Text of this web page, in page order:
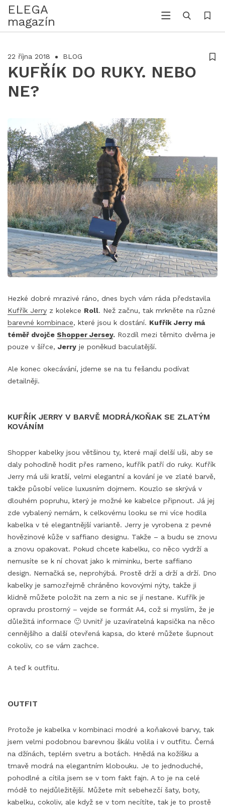
ELEGA
magazín
22 října 2018 BLOG
KUFŘÍK DO RUKY. NEBO
NE?
Hezké dobré mrazivé ráno, dnes bych vám ráda představila
Kufřík Jerry z kolekce Roll. Než začnu, tak mrkněte na různé
barevné kombinace, které jsou k dostání. Kufřík Jerry má
téměř dvojče Shopper Jersey. Rozdíl mezi těmito dvěma je
pouze v šířce, Jerry je poněkud baculatější.
Ale konec okecávání, jdeme se na tu fešandu podívat
detailněji.
KUFŘÍK JERRY V BARVĚ MODRÁ/KOŇAK SE ZLATÝM
KOVÁNÍM
Shopper kabelky jsou většinou ty, které mají delší uši, aby se
daly pohodlně hodit přes rameno, kufřík patří do ruky. Kufřík
Jerry má uši kratší, velmi elegantní a kování je ve zlaté barvě,
takže působí velice luxusním dojmem. Kouzlo se skrývá v
dlouhém popruhu, který je možné ke kabelce připnout. Já jej
zde vybalený nemám, k celkovému looku se mi více hodila
kabelka v té elegantnější variantě. Jerry je vyrobena z pevné
hovězinové kůže v saffiano designu. Takže – a budu se znovu
a znovu opakovat. Pokud chcete kabelku, co něco vydrží a
nemusíte se k ní chovat jako k miminku, berte saffiano
design. Nemačká se, neprohýbá. Prostě drží a drží a drží. Dno
kabelky je samozřejmě chráněno kovovými nýty, takže ji
klidně můžete položit na zem a nic se jí nestane. Kufřík je
opravdu prostorný – vejde se formát A4, což si myslím, že je
důležitá informace 🙂 Uvnitř je uzavíratelná kapsička na něco
cennějšího a další otevřená kapsa, do které můžete šupnout
cokoliv, co se vám zachce.
A teď k outfitu.
OUTFIT
Protože je kabelka v kombinaci modré a koňakové barvy, tak
jsem velmi podobnou barevnou škálu volila i v outfitu. Černá
na džínách, teplém svetru a botách. Hnědá na kožíšku a
tmavě modrá na elegantním klobouku. Je to jednoduché,
pohodlné a cítila jsem se v tom fakt fajn. A to je na celé
módě to nejdůležitější. Můžete mít sebehezčí šaty, boty,
kabelku, cokoliv, ale když se v tom necítíte, tak je to prostě